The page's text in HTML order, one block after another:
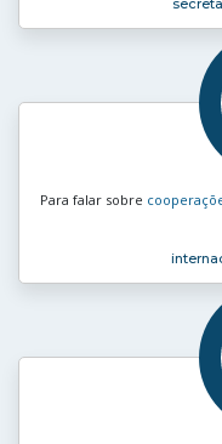
Para falar sobre